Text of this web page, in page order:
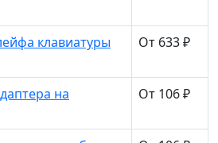
клавиатуры
От 633 ₽
на
От 106 ₽